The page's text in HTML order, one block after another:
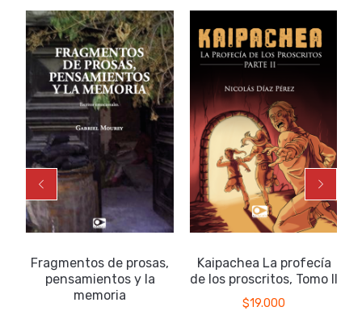
Fragmentos de prosas,
pensamientos y la
memoria
Kaipachea La profecía
de los proscritos, Tomo II
$19.000